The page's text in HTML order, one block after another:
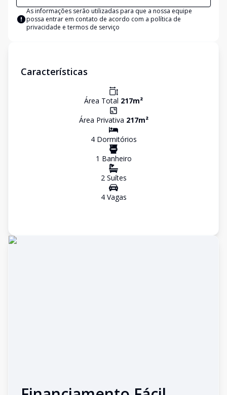
As informações serão utilizadas para que a nossa equipe
possa entrar em contato de acordo com a política de
privacidade e termos de serviço
Características
Área Total 217m²
Área Privativa 217m²
4Dormitórios
1 Banheiro
2Suítes
4Vagas